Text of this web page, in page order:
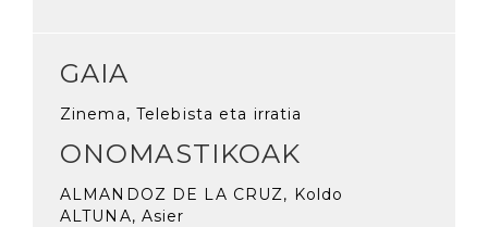
GAIA
Zinema, Telebista eta irratia
ONOMASTIKOAK
ALMANDOZ DE LA CRUZ, Koldo
ALTUNA, Asier